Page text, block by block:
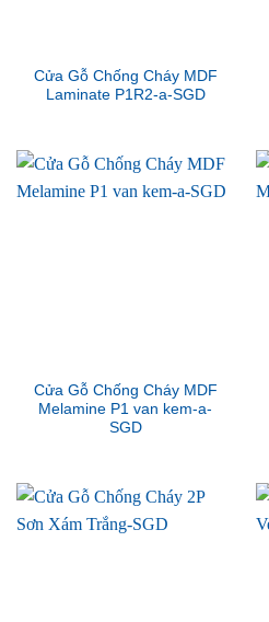
Cửa Gỗ Chống Cháy MDF
Laminate P1R2-a-SGD
Cửa Gỗ Chống Cháy MDF
Melamine P1 van kem-a-
SGD